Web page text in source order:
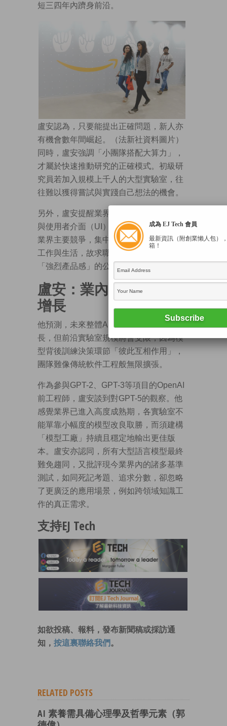
短三四年內躋身前沿。
盧安認為，只要能提出正確問題，新人亦
有機會數年間崛起。（法新社資料圖片）
同時，盧安強調「小團隊搭配大算力」，
才屬於快速推動研究的正確模式。初級研
究員若加入規模上千人的大型實驗室，往
往難以獲得嘗試與實踐自己想法的機會。
另外，盧安提醒業界，不宜低估產品設計
與使用者介面（UI）的重要性。接下來的
業界主要競爭，集中於如何影響人類日常
工作與生活，故求職者最好選擇那些具
「強烈產品感」的公司。
盧安：業內人才市場續
增長
他預測，未來整體AI人才市場仍將持續增
長，但前沿實驗室規模將會受限，因為模
型背後訓練決策環節「彼此互相作用」，
團隊難像傳統軟件工程般無限擴張。
作為參與GPT-2、GPT-3等項目的OpenAI
前工程師，盧安談到對GPT-5的觀察。他
感覺業界已進入高度成熟期，各實驗室不
能單靠小幅度的模型改良取勝，而須建構
「模型工廠」持續且穩定地輸出更佳版
本。盧安亦認同，所有大型語言模型最終
難免趨同，又批評現今業界內的諸多基準
測試，如同死記考題、追求分數，卻忽略
了更廣泛的應用場景，例如跨領域知識工
作的真正需求。
支持EJ Tech
如欲投稿、報料，發布新聞稿或採訪通
知， 按這裏聯絡我們 。
RELATED POSTS
AI 素養需具備心理學及哲學元素（郭
成為 EJ Tech 會員
最新資訊（附創業懶人包）
箱！